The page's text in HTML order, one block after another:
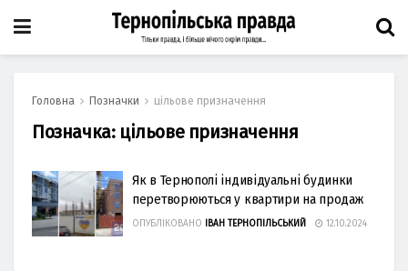
Головна Позначки цільове призначення
Позначка: цільове призначення
Як в Тернополі індивідуальні будинки
перетворюються у квартири на продаж
ОПУБЛІКОВАНО ІВАН ТЕРНОПІЛЬСЬКИЙ 12.10.2024